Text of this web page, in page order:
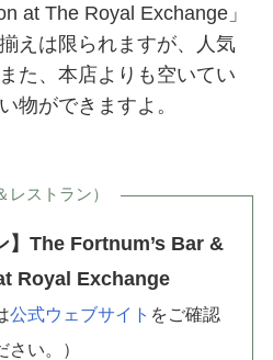
at The Royal Exchange」
えは限られますが、人気
た、本店よりも空いてい
物ができますよ。
ストラン）
】The Fortnum’s Bar &
Royal Exchange
公式ウェブサイト をご確認
さい。）